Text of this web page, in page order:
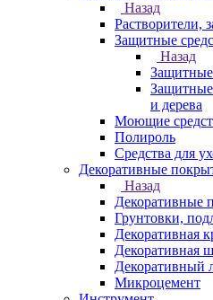
Назад
Растворители,
Защитные
Назад
Защитные
Защитные
и дерева
Моющие
Полироль
Средства для
Декоративные
Назад
Декоративные
Грунтовки,
Декоративная
Декоративная
Декоративный
Микроцемент